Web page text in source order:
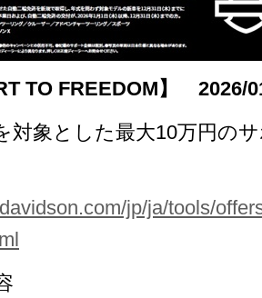
TO FREEDOM】 2026/
対象とした最大10万円の
jp/ja/tools/